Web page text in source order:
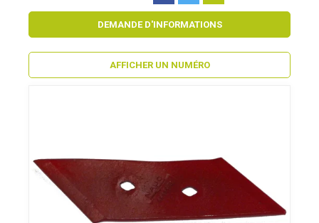
DEMANDE D'INFORMATIONS
AFFICHER UN NUMÉRO